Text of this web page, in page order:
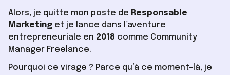
Alors, je quitte mon poste de Responsable
Marketing et je lance dans l’aventure
entrepreneuriale en 2018 comme Community
Manager Freelance.
Pourquoi ce virage ? Parce qu’à ce moment-là, je